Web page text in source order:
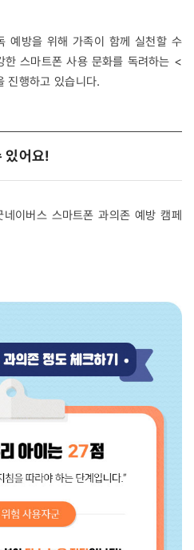
예방을 위해 가족이 함께 실천할 수
한 스마트폰 사용 문화를 독려하는 <
진행하고 있습니다.
있어요!
이버스 스마트폰 과의존 예방 캠페